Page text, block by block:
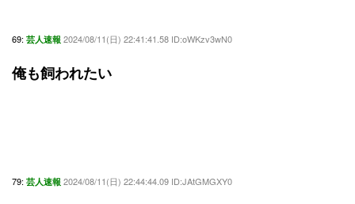
69: 芸人速報 2024/08/11(日) 22:41:41.58 ID:oWKzv3wN0
俺も飼われたい
79: 芸人速報 2024/08/11(日) 22:44:44.09 ID:JAtGMGXY0